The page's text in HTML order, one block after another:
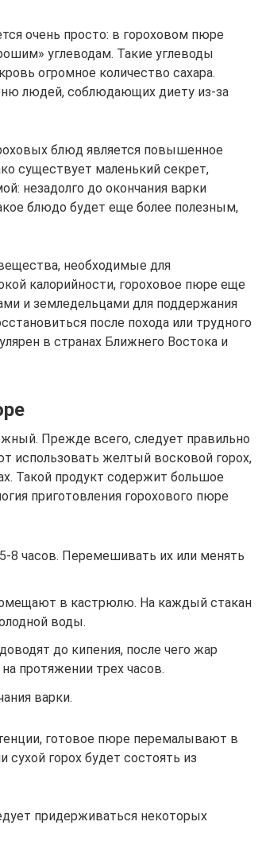
очень просто: в гороховом пюре
углеводам. Такие углеводы
огромное количество сахара.
людей, соблюдающих диету из-за
блюд является повышенное
существует маленький секрет,
незадолго до окончания варки
блюдо будет еще более полезным,
необходимые для
калорийности, гороховое пюре еще
и земледельцами для поддержания
после похода или трудного
в странах Ближнего Востока и
Прежде всего, следует правильно
использовать желтый восковой горох,
Такой продукт содержит большое
приготовления горохового пюре
8 часов. Перемешивать их или менять
в кастрюлю. На каждый стакан
воды.
до кипения, после чего жар
протяжении трех часов.
варки.
готовое пюре перемалывают в
сухой горох будет состоять из
придерживаться некоторых